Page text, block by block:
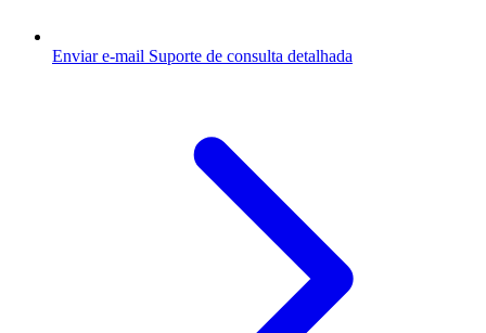
Enviar e-mail Suporte de consulta detalhada